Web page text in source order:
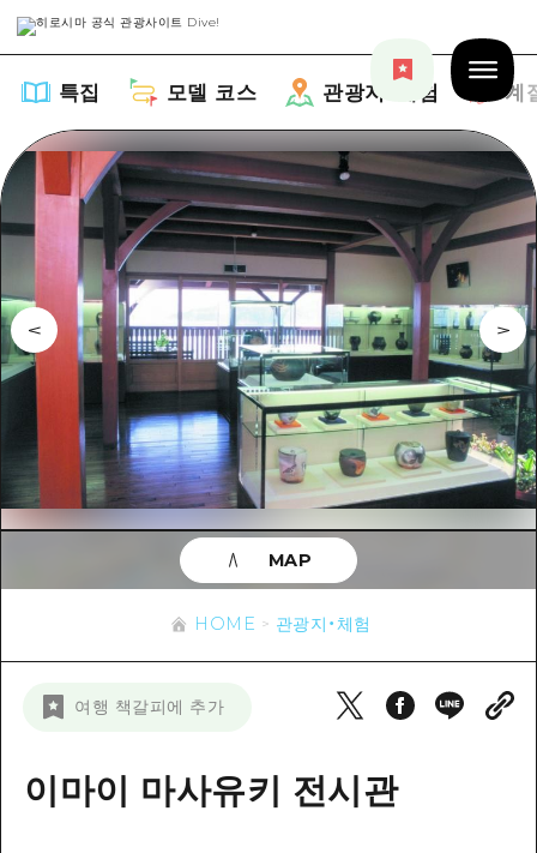
특집 모델 코스 관광지・체험 계
특집
목록
아트
이벤트/축제
음식/술
사이클링
쇼핑
나이트 라이프
모델 코스
Dive! Hiroshima 공식 가이드
Hiroshima Moshimo Travel
히로시마시 주변
미야지마(宮島) 주변
관광지・체험
목록
아키(安芸)
빈고(備後)
비북(備北)
게이호쿠(芸北)
야마구치(山口)현 동부
계절 정보
이벤트
유용한 정보
보조 트래픽 요약
뉴스
HOME 관광지・체험
여행 책갈피에 추가
이마이 마사유키 전시관
MAP